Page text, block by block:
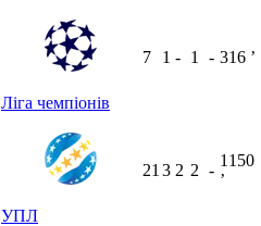
Ліга чемпіонів
7 1 - 1 - 316 ʼ
УПЛ
21 3 2 2 -
1150
ʼ